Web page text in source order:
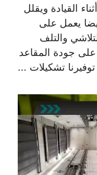
القيادة ويقلل
يعمل على
والتلف
جودة المقاعد
توفيرنا تشكيلات ...